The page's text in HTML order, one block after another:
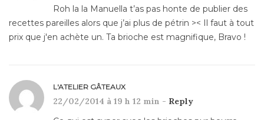
Roh la la Manuella t’as pas honte de publier des
recettes pareilles alors que j’ai plus de pétrin >< Il faut à tout
prix que j'en achète un. Ta brioche est magnifique, Bravo !
L'ATELIER GÂTEAUX
22/02/2014 à 19 h 12 min - Reply